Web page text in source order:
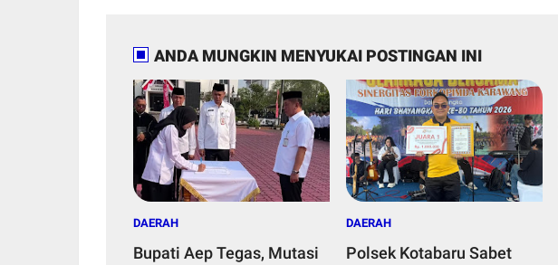
ANDA MUNGKIN MENYUKAI POSTINGAN INI
DAERAH
Bupati Aep Tegas, Mutasi
DAERAH
Polsek Kotabaru Sabet